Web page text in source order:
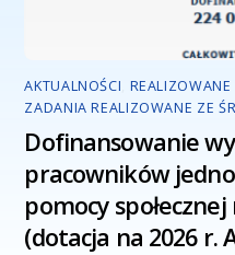
AKTUALNOŚCI REALIZOWANE
ZADANIA REALIZOWANE ZE
Dofinansowanie
pracowników
pomocy
(dotacja na 2026 r.